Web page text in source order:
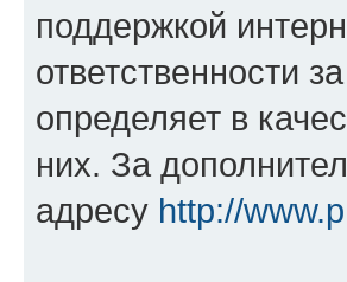
поддержкой
ответственности
определяет в
них. За
адресу http://